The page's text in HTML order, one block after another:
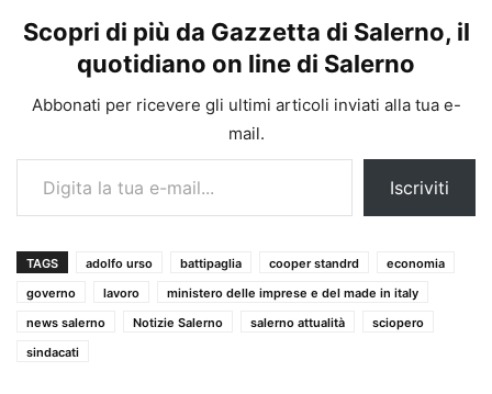
Scopri di più da Gazzetta di Salerno, il
quotidiano on line di Salerno
Abbonati per ricevere gli ultimi articoli inviati alla tua e-
mail.
Digita la tua e-mail...
Iscriviti
TAGS adolfo urso battipaglia cooper standrd
economia
governo
lavoro
ministero delle imprese e del made in italy
news salerno
Notizie Salerno salerno attualità
sciopero
sindacati